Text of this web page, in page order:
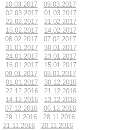
10.03.2017
09.03.2017
02.03.2017
01.03.2017
22.02.2017
21.02.2017
15.02.2017
14.02.2017
08.02.2017
07.02.2017
31.01.2017
30.01.2017
24.01.2017
23.01.2017
16.01.2017
15.01.2017
09.01.2017
08.01.2017
01.01.2017
30.12.2016
22.12.2016
21.12.2016
14.12.2016
13.12.2016
07.12.2016
06.12.2016
29.11.2016
28.11.2016
21.11.2016
20.11.2016